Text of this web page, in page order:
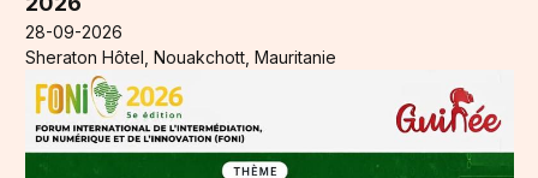
28-09-2026
Sheraton Hôtel, Nouakchott, Mauritanie